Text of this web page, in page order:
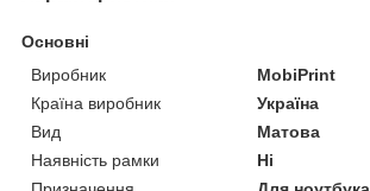
Основні
Виробник
MobiPrint
Країна виробник
Україна
Вид
Матова
Наявність рамки
Ні